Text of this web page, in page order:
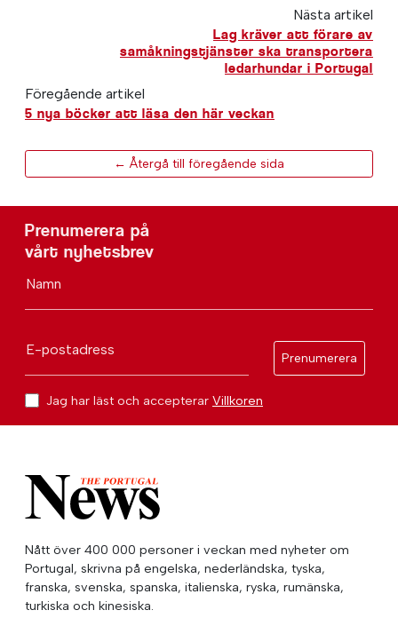
Nästa artikel
Lag kräver att förare av
samåkningstjänster ska transportera
ledarhundar i Portugal
Föregående artikel
5 nya böcker att läsa den här veckan
← Återgå till föregående sida
Prenumerera på
vårt nyhetsbrev
Namn
E-postadress
Prenumerera
Jag har läst och accepterar Villkoren
Nått över 400 000 personer i veckan med nyheter om
Portugal, skrivna på engelska, nederländska, tyska,
franska, svenska, spanska, italienska, ryska, rumänska,
turkiska och kinesiska.